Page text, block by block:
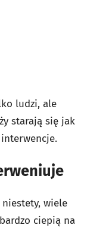
ludzi, ale
starają się jak
niestety, wiele
ciepią na